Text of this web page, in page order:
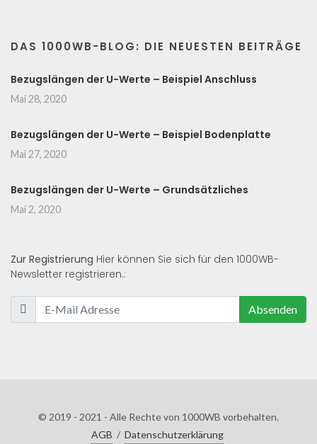
DAS 1000WB-BLOG: DIE NEUESTEN BEITRÄGE
Bezugslängen der U-Werte – Beispiel Anschluss
Mai 28, 2020
Bezugslängen der U-Werte – Beispiel Bodenplatte
Mai 27, 2020
Bezugslängen der U-Werte – Grundsätzliches
Mai 2, 2020
Zur Registrierung Hier können Sie sich für den 1000WB-
Newsletter registrieren.:
Absenden
© 2019 - 2021 - Alle Rechte von 1000WB vorbehalten.
AGB / Datenschutzerklärung